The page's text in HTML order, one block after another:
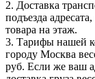
2. Доставка
подъезда
товара на этаж.
3. Тарифы нашей
городу Москва
руб. Если же ваш